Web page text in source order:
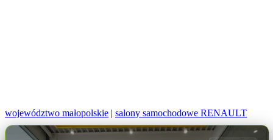
województwo małopolskie | salony samochodowe RENAULT